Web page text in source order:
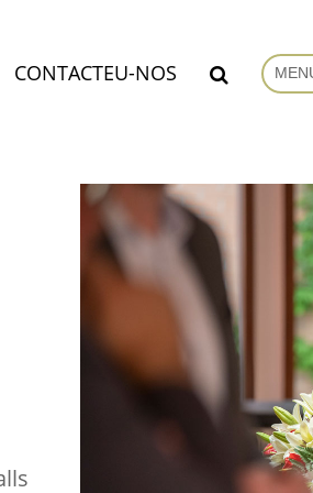
CONTACTEU-NOS